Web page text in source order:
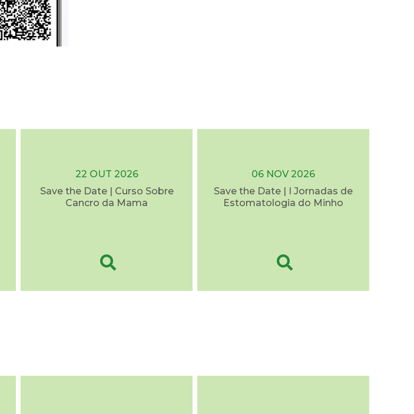
22 OUT 2026
Save the Date | Curso Sobre
Cancro da Mama
06 NOV 2026
Save the Date | I Jornadas de
Estomatologia do Minho